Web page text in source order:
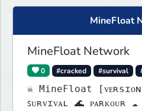
MineFloat
MineFloat Network
0 #cracked #survival
☠ MineFloat [ᴠᴇʀsɪᴏɴ → 1.8-26]
ꜱᴜʀᴠɪᴠᴀʟ 🌊 ᴘᴀʀᴋᴏᴜʀ